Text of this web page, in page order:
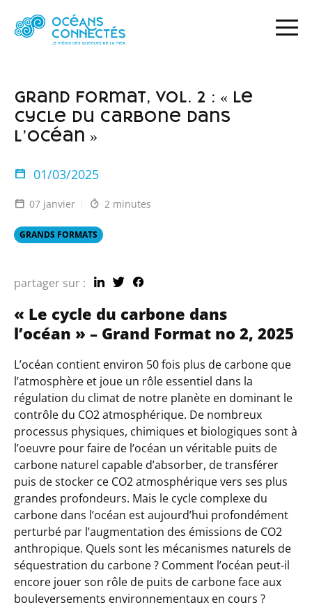
ACCUEIL ACTUALITÉS
Grand Format, vol. 2 : « Le
cycle du carbone dans
l’océan »
01/03/2025
07 janvier 2 minutes
GRANDS FORMATS
partager sur :
« Le cycle du carbone dans
l’océan » – Grand Format no 2, 2025
L’océan contient environ 50 fois plus de carbone que
l’atmosphère et joue un rôle essentiel dans la
régulation du climat de notre planète en dominant le
contrôle du CO2atmosphérique. De nombreux
processus physiques, chimiques et biologiques sont à
l’oeuvre pour faire de l’océan un véritable puits de
carbone naturel capable d’absorber, de transférer
puis de stocker ce CO2atmosphérique vers ses plus
grandes profondeurs. Mais le cycle complexe du
carbone dans l’océan est aujourd’hui profondément
perturbé par l’augmentation des émissions de CO2
anthropique. Quels sont les mécanismes naturels de
séquestration du carbone ? Comment l’océan peut-il
encore jouer son rôle de puits de carbone face aux
bouleversements environnementaux en cours ?